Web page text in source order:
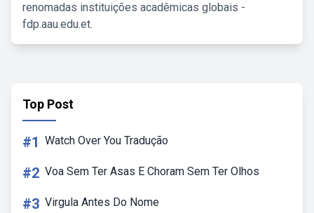
renomadas instituições acadêmicas globais -
fdp.aau.edu.et.
Top Post
#1 Watch Over You Tradução
#2 Voa Sem Ter Asas E Choram Sem Ter Olhos
#3 Virgula Antes Do Nome